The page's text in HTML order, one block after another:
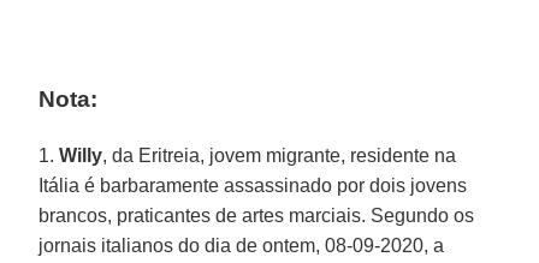
Nota:
1.Willy, da Eritreia, jovem migrante, residente na
Itália é barbaramente assassinado por dois jovens
brancos, praticantes de artes marciais. Segundo os
jornais italianos do dia de ontem, 08-09-2020, a